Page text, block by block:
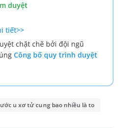
duyệt
tiết>>
chặt chẽ bởi đội ngũ
Công bố quy trình duyệt
u xơ tử cung bao nhiều là to